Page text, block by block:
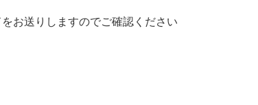
お送りしますのでご確認ください